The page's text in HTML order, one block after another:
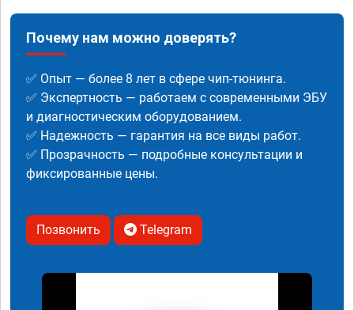
Почему нам можно доверять?
✅ Опыт — более 8 лет в сфере чип-тюнинга.
✅ Экспертность — работаем с современными ЭБУ
и диагностическим оборудованием.
✅ Надежность — гарантия на все виды работ.
✅ Прозрачность — подробные консультации и
фиксированные цены.
Позвонить Telegram